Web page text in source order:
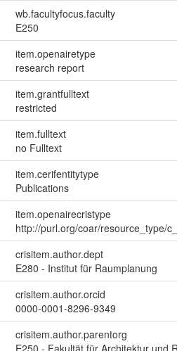
wb.facultyfocus.faculty
E250
item.openairetype
research report
item.grantfulltext
restricted
item.fulltext
no Fulltext
item.cerifentitytype
Publications
item.openairecristype
http://purl.org/coar/resource_type/
crisitem.author.dept
E280 - Institut für Raumplanung
crisitem.author.orcid
0000-0001-8296-9349
crisitem.author.parentorg
E250 - Fakultät für Architektur und